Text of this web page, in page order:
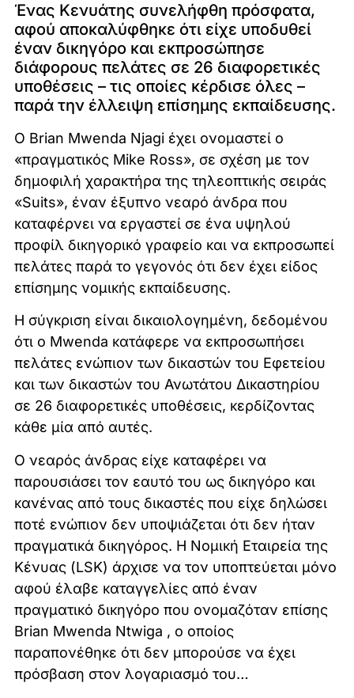
Ένας Κενυάτης συνελήφθη πρόσφατα,
αφού αποκαλύφθηκε ότι είχε υποδυθεί
έναν δικηγόρο και εκπροσώπησε
διάφορους πελάτες σε 26 διαφορετικές
υποθέσεις – τις οποίες κέρδισε όλες –
παρά την έλλειψη επίσημης εκπαίδευσης.
Ο Brian Mwenda Njagi έχει ονομαστεί ο
«πραγματικός Mike Ross», σε σχέση με τον
δημοφιλή χαρακτήρα της τηλεοπτικής σειράς
«Suits», έναν έξυπνο νεαρό άνδρα που
καταφέρνει να εργαστεί σε ένα υψηλού
προφίλ δικηγορικό γραφείο και να εκπροσωπεί
πελάτες παρά το γεγονός ότι δεν έχει είδος
επίσημης νομικής εκπαίδευσης.
Η σύγκριση είναι δικαιολογημένη, δεδομένου
ότι ο Mwenda κατάφερε να εκπροσωπήσει
πελάτες ενώπιον των δικαστών του Εφετείου
και των δικαστών του Ανωτάτου Δικαστηρίου
σε 26 διαφορετικές υποθέσεις, κερδίζοντας
κάθε μία από αυτές.
Ο νεαρός άνδρας είχε καταφέρει να
παρουσιάσει τον εαυτό του ως δικηγόρο και
κανένας από τους δικαστές που είχε δηλώσει
ποτέ ενώπιον δεν υποψιάζεται ότι δεν ήταν
πραγματικά δικηγόρος. Η Νομική Εταιρεία της
Κένυας (LSK) άρχισε να τον υποπτεύεται μόνο
αφού έλαβε καταγγελίες από έναν
πραγματικό δικηγόρο που ονομαζόταν επίσης
Brian Mwenda Ntwiga , ο οποίος
παραπονέθηκε ότι δεν μπορούσε να έχει
πρόσβαση στον λογαριασμό του…